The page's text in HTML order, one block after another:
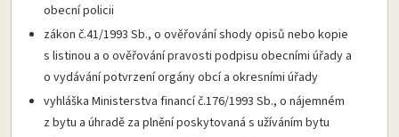
obecní policii
zákon č.41/1993 Sb., o ověřování shody opisů nebo kopie
s listinou a o ověřování pravosti podpisu obecními úřady a
o vydávání potvrzení orgány obcí a okresními úřady
vyhláška Ministerstva financí č.176/1993 Sb., o nájemném
z bytu a úhradě za plnění poskytovaná s užíváním bytu